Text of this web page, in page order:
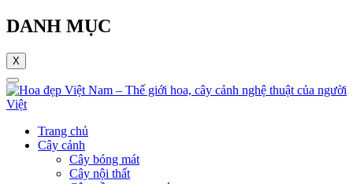
DANH MỤC
X
Trang chủ
Cây cảnh
Cây bóng mát
Cây nội thất